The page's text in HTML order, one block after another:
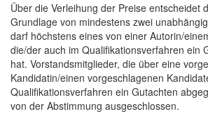
Über die Verleihung der Preise entscheidet
Grundlage von mindestens zwei
darf höchstens eines von einer Autorin/
die/der auch im Qualifikationsverfahren ein
hat. Vorstandsmitglieder, die über eine
Kandidatin/einen vorgeschlagenen
Qualifikationsverfahren ein Gutachten
von der Abstimmung ausgeschlossen.